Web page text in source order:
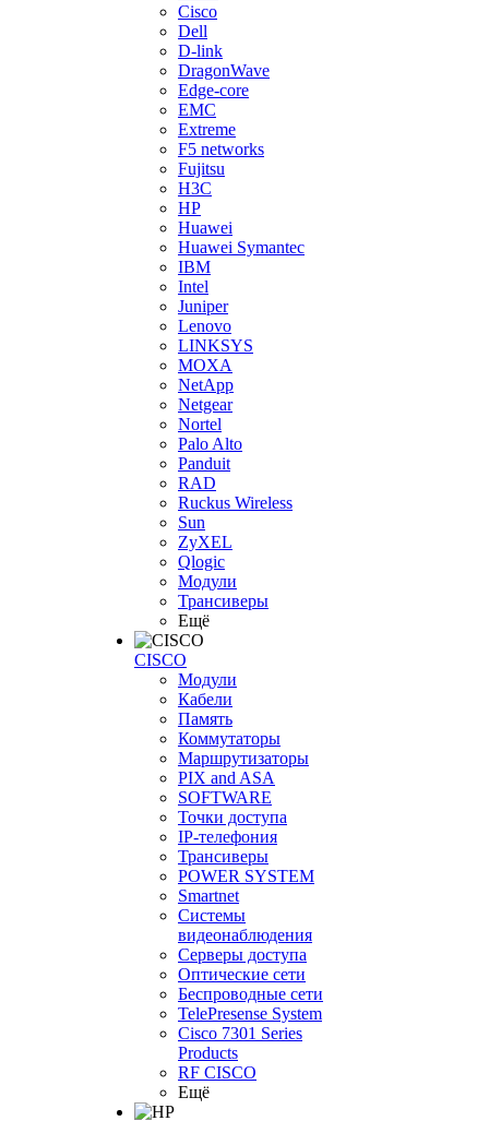
Cisco
Dell
D-link
DragonWave
Edge-core
EMC
Extreme
F5 networks
Fujitsu
H3С
HP
Huawei
Huawei Symantec
IBM
Intel
Juniper
Lenovo
LINKSYS
MOXA
NetApp
Netgear
Nortel
Palo Alto
Panduit
RAD
Ruckus Wireless
Sun
ZyXEL
Qlogic
Модули
Трансиверы
Ещё
CISCO
Модули
Кабели
Память
Коммутаторы
Маршрутизаторы
PIX and ASA
SOFTWARE
Точки доступа
IP-телефония
Трансиверы
POWER SYSTEM
Smartnet
Системы
видеонаблюдения
Серверы доступа
Оптические сети
Беспроводные сети
TelePresense System
Cisco 7301 Series
Products
RF CISCO
Ещё